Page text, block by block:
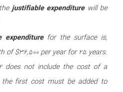
justifiable expenditurewill be
expenditurefor the surface is,
of $36,500 per year for 25 years.
does not include the cost of a
first cost must be added to